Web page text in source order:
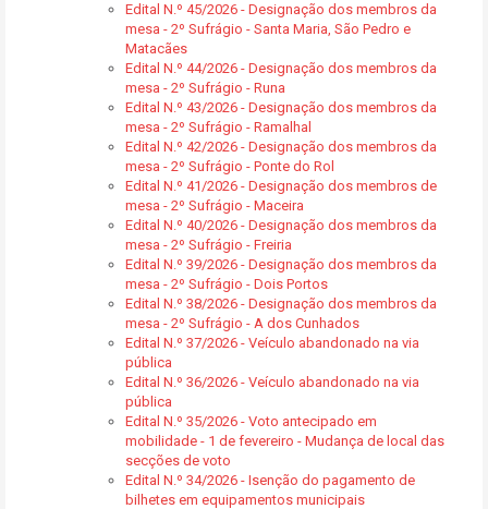
Edital N.º 45/2026 - Designação dos membros da
mesa - 2º Sufrágio - Santa Maria, São Pedro e
Matacães
Edital N.º 44/2026 - Designação dos membros da
mesa - 2º Sufrágio - Runa
Edital N.º 43/2026 - Designação dos membros da
mesa - 2º Sufrágio - Ramalhal
Edital N.º 42/2026 - Designação dos membros da
mesa - 2º Sufrágio - Ponte do Rol
Edital N.º 41/2026 - Designação dos membros de
mesa - 2º Sufrágio - Maceira
Edital N.º 40/2026 - Designação dos membros da
mesa - 2º Sufrágio - Freiria
Edital N.º 39/2026 - Designação dos membros da
mesa - 2º Sufrágio - Dois Portos
Edital N.º 38/2026 - Designação dos membros da
mesa - 2º Sufrágio - A dos Cunhados
Edital N.º 37/2026 - Veículo abandonado na via
pública
Edital N.º 36/2026 - Veículo abandonado na via
pública
Edital N.º 35/2026 - Voto antecipado em
mobilidade - 1 de fevereiro - Mudança de local das
secções de voto
Edital N.º 34/2026 - Isenção do pagamento de
bilhetes em equipamentos municipais